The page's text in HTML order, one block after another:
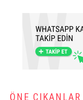
ÖNE ÇIKANLAR